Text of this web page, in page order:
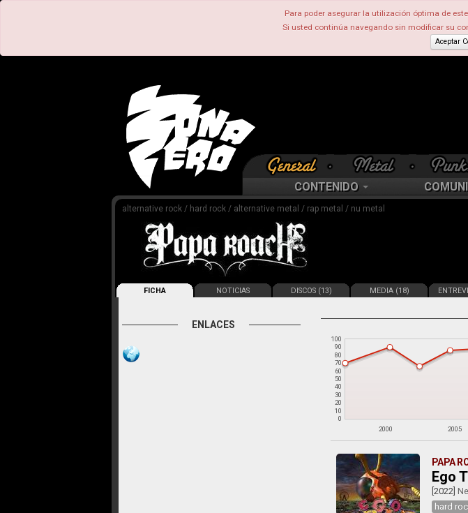
Para poder asegurar la utilización óptima de
Si usted continúa navegando sin modificar su
Aceptar
CONTENIDO
alternative rock / hard rock / alternative metal / rap metal / nu metal
FICHA NOTICIAS DISCOS (13) MEDIA (18)
ENLACES
2000 2005
0
10
20
30
40
50
60
70
80
90
100
PAPA
Ego
[2022]
hard